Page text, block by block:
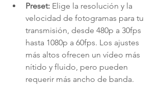
Preset: Elige la resolución y la
velocidad de fotogramas para tu
transmisión, desde 480p a 30fps
hasta 1080p a 60fps. Los ajustes
más altos ofrecen un vídeo más
nítido y fluido, pero pueden
requerir más ancho de banda.